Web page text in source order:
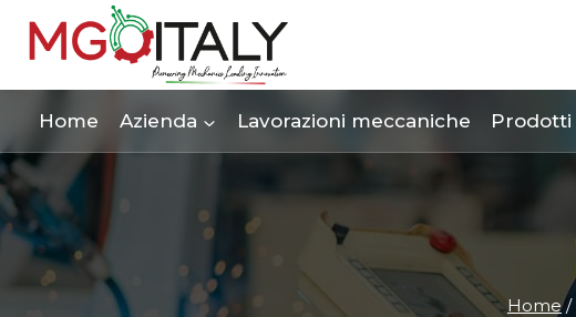
Home Azienda Lavorazioni meccaniche Prodotti
Home /